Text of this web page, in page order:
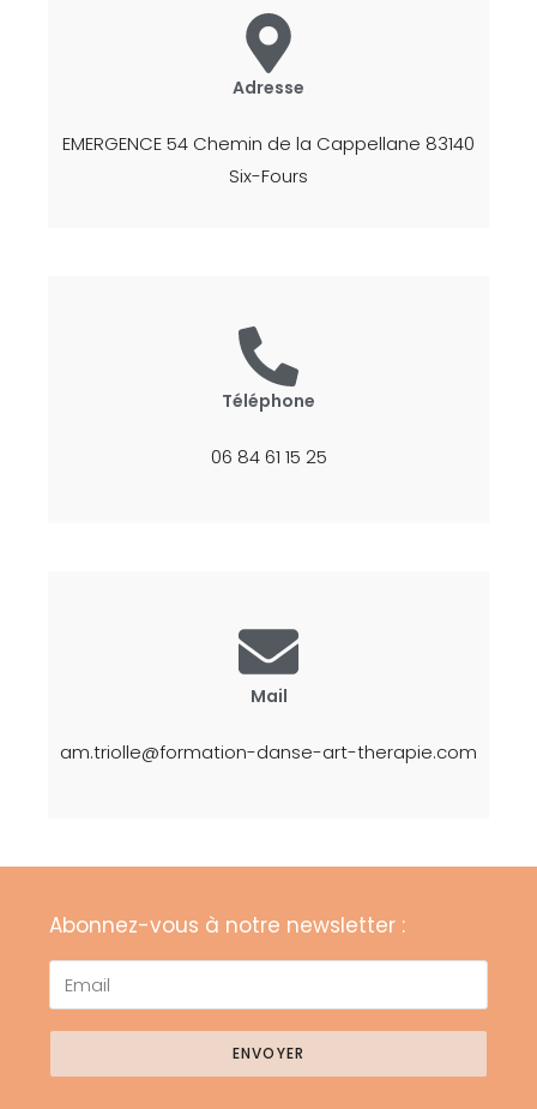
Adresse
EMERGENCE 54 Chemin de la Cappellane 83140
Six-Fours
Téléphone
06 84 61 15 25
Mail
am.triolle@formation-danse-art-therapie.com
Abonnez-vous à notre newsletter :
ENVOYER